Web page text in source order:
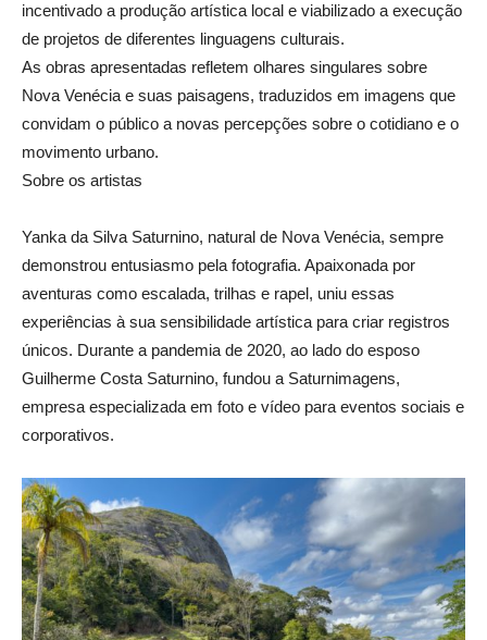
incentivado a produção artística local e viabilizado a execução
de projetos de diferentes linguagens culturais.
As obras apresentadas refletem olhares singulares sobre
Nova Venécia e suas paisagens, traduzidos em imagens que
convidam o público a novas percepções sobre o cotidiano e o
movimento urbano.
Sobre os artistas
Yanka da Silva Saturnino, natural de Nova Venécia, sempre
demonstrou entusiasmo pela fotografia. Apaixonada por
aventuras como escalada, trilhas e rapel, uniu essas
experiências à sua sensibilidade artística para criar registros
únicos. Durante a pandemia de 2020, ao lado do esposo
Guilherme Costa Saturnino, fundou a Saturnimagens,
empresa especializada em foto e vídeo para eventos sociais e
corporativos.